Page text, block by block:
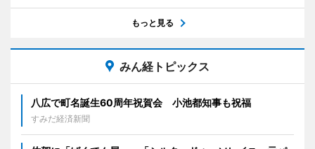
もっと見る
みん経トピックス
八広で町名誕生60周年祝賀会 小池都知事も祝福
すみだ経済新聞